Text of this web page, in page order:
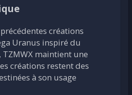
créations
Uranus inspiré du
TZMWX maintient une
créations restent des
à son usage